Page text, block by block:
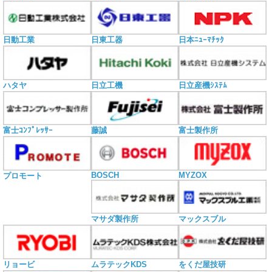
日動工業 日東工器 日本ﾆｭｰﾏﾁｯｸ
ハタヤ 日立工機 日立産機ｼｽﾃﾑ
富士ｺﾝﾌﾟﾚｯｻｰ 藤誠 富士製作所
プロモート BOSCH MYZOX
マサダ製作所 マックスブル
リョービ ムラテックKDS をくだ屋技研